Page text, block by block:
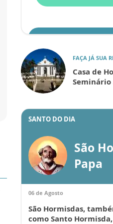
ENVIAR
FAÇA JÁ SUA
Casa de
Seminário
SANTO DO DIA
São
Papa
06 de Agosto
São Hormisdas,
como Santo